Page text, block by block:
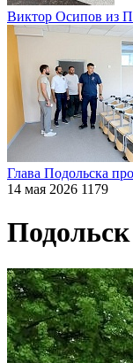
Виктор Осипов из
Глава Подольска
14 мая 2026 1179